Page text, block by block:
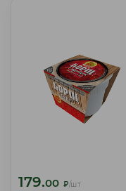
179.00 ₽/шт